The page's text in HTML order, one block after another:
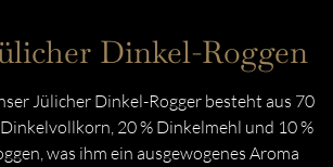
Dinkel-Roggen
Jülicher Dinkel-Rogger besteht aus 70
20 % Dinkelmehl und 10 %
was ihm ein ausgewogenes Aroma